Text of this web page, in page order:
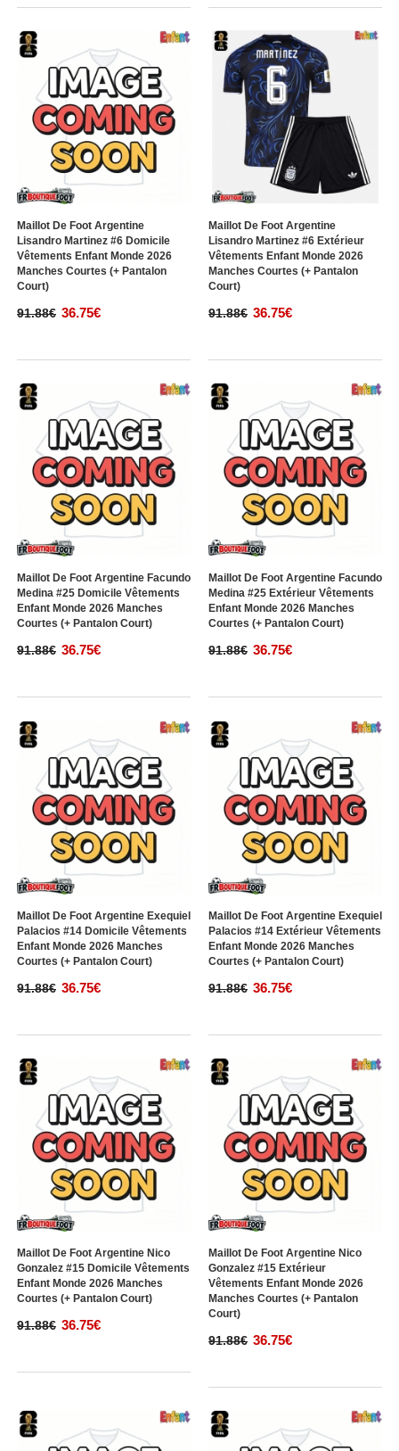
Maillot De Foot Argentine
Lisandro Martinez #6 Domicile
Vêtements Enfant Monde 2026
Manches Courtes (+ Pantalon
Court)
91.88€ 36.75€
Maillot De Foot Argentine
Lisandro Martinez #6 Extérieur
Vêtements Enfant Monde 2026
Manches Courtes (+ Pantalon
Court)
91.88€ 36.75€
Maillot De Foot Argentine Facundo
Medina #25 Domicile Vêtements
Enfant Monde 2026 Manches
Courtes (+ Pantalon Court)
91.88€ 36.75€
Maillot De Foot Argentine Facundo
Medina #25 Extérieur Vêtements
Enfant Monde 2026 Manches
Courtes (+ Pantalon Court)
91.88€ 36.75€
Maillot De Foot Argentine Exequiel
Palacios #14 Domicile Vêtements
Enfant Monde 2026 Manches
Courtes (+ Pantalon Court)
91.88€ 36.75€
Maillot De Foot Argentine Exequiel
Palacios #14 Extérieur Vêtements
Enfant Monde 2026 Manches
Courtes (+ Pantalon Court)
91.88€ 36.75€
Maillot De Foot Argentine Nico
Gonzalez #15 Domicile Vêtements
Enfant Monde 2026 Manches
Courtes (+ Pantalon Court)
91.88€ 36.75€
Maillot De Foot Argentine Nico
Gonzalez #15 Extérieur
Vêtements Enfant Monde 2026
Manches Courtes (+ Pantalon
Court)
91.88€ 36.75€